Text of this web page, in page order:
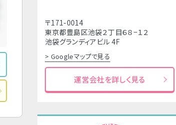
〒171-0014
東京都豊島区池袋２丁目６８−１２
池袋グランディアビル 4F
> Googleマップで見る
運営会社を詳しく見る